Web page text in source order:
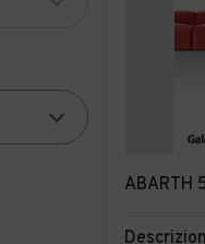
ABARTH